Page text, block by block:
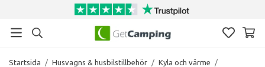
Startsida / Husvagns & husbilstillbehör / Kyla och värme
/